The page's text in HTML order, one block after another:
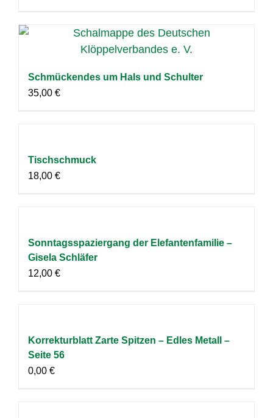
Schmückendes um Hals und Schulter
35,00 €
Tischschmuck
18,00 €
Sonntagsspaziergang der Elefantenfamilie –
Gisela Schläfer
12,00 €
Korrekturblatt Zarte Spitzen – Edles Metall –
Seite 56
0,00 €